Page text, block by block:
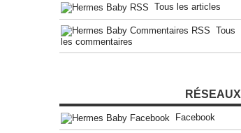
Tous les articles
Tous
les commentaires
RÉSEAUX
Facebook